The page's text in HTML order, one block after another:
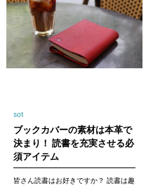
sot
ブックカバーの素材は本革で
決まり！ 読書を充実させる必
須アイテム
皆さん読書はお好きですか？ 読書は趣